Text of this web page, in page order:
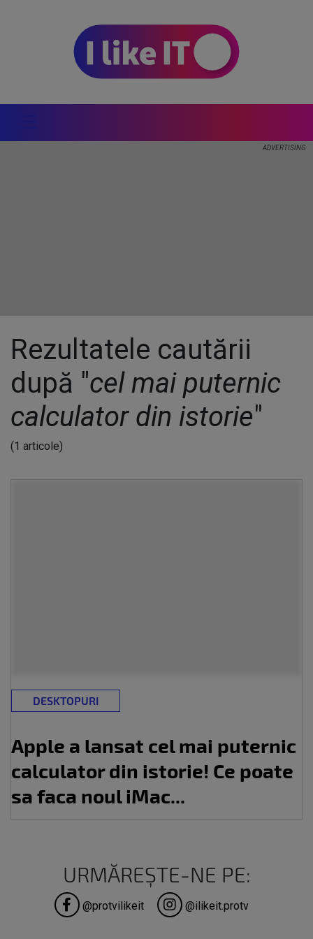
Rezultatele cautării
după "cel mai puternic
calculator din istorie"
(1 articole)
DESKTOPURI
Apple a lansat cel mai puternic
calculator din istorie! Ce poate
sa faca noul iMac...
URMĂREȘTE-NE PE:
@protvilikeit @ilikeit.protv